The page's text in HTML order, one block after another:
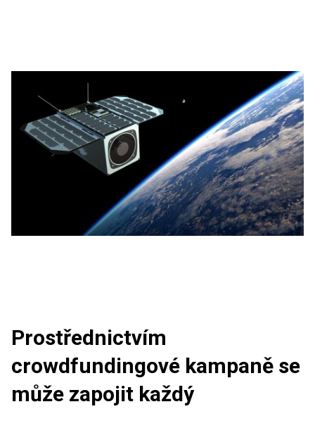
Prostřednictvím
crowdfundingové kampaně se
může zapojit každý